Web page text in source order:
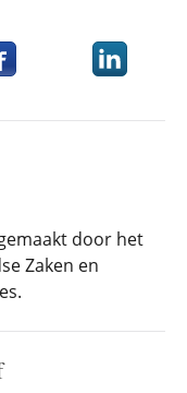
dit item opDeel dit
door het
Zaken en